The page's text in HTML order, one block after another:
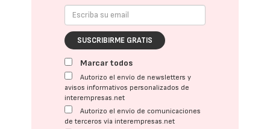
SUSCRIBIRME GRATIS
Marcar todos
Autorizo el envío de newsletters y
avisos informativos personalizados de
interempresas.net
Autorizo el envío de comunicaciones
de terceros vía interempresas.net